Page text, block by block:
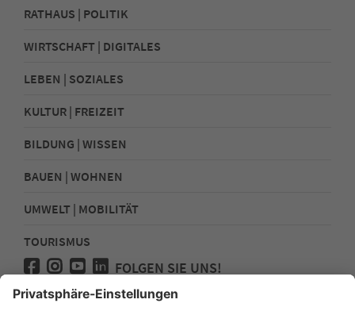
RATHAUS | POLITIK
WIRTSCHAFT | DIGITALES
LEBEN | SOZIALES
KULTUR | FREIZEIT
BILDUNG | WISSEN
BAUEN | WOHNEN
UMWELT | MOBILITÄT
TOURISMUS
FOLGEN SIE UNS!